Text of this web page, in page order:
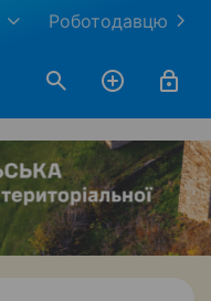
Роботодавцю